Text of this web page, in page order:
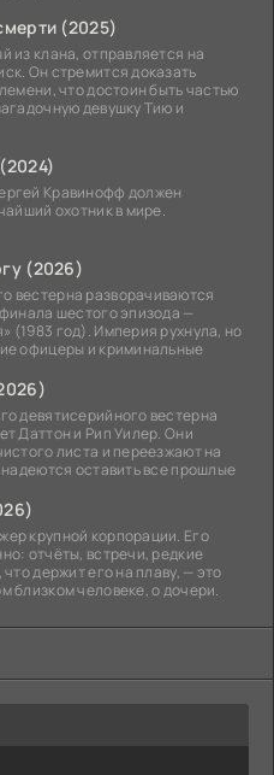
(2025)
из клана, отправляется на
Он стремится доказать
что достоин быть частью
девушку Тию и
Кравинофф должен
охотник в мире.
(2026)
вестерна разворачиваются
шестого эпизода —
(1983 год). Империя рухнула, но
офицеры и криминальные
девятисерийного вестерна
Даттон и Рип Уилер. Они
листа и переезжают на
надеются оставить все прошлые
крупной корпорации. Его
отчёты, встречи, редкие
держит его на плаву, — это
близком человеке, о дочери.